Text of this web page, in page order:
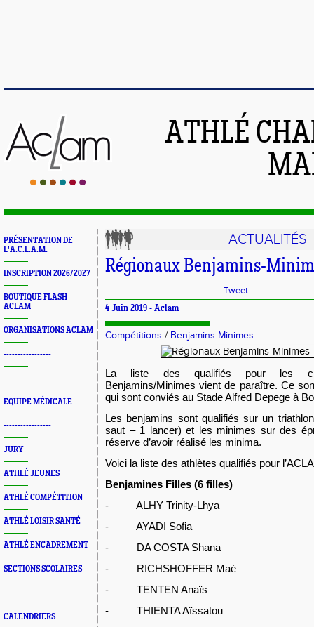
ATHLÉ
PRÉSENTATION DE
L'A.C.L.A.M.
INSCRIPTION 2026/2027
BOUTIQUE FLASH
ACLAM
ORGANISATIONS ACLAM
-----------------
-----------------
EQUIPE MÉDICALE
-----------------
JURY
ATHLÉ JEUNES
ATHLÉ COMPÉTITION
ATHLÉ LOISIR SANTÉ
ATHLÉ ENCADREMENT
SECTIONS SCOLAIRES
----------------
CALENDRIERS
ACTUALITÉS
Régionaux Benjamins-
Tweet
4 Juin 2019 - Aclam
Compétitions / Benjamins-Minimes
La liste des qualifiés pour les
Benjamins/Minimes vient de paraître. Ce
qui sont conviés au Stade Alfred Depege à
Les benjamins sont qualifiés sur un
saut – 1 lancer) et les minimes sur des
réserve d’avoir réalisé les minima.
Voici la liste des athlètes qualifiés pour
Benjamines Filles (6 filles)
- ALHY Trinity-Lhya
-
AYADI Sofia
- DA COSTA Shana
- RICHSHOFFER Maé
- TENTEN Anaïs
- THIENTA Aïssatou